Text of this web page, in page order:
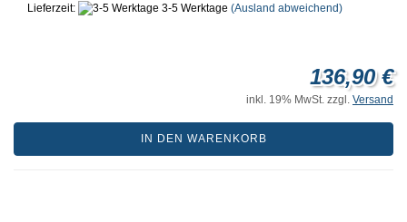
Lieferzeit:
3-5 Werktage (Ausland abweichend)
136,90 €
inkl. 19% MwSt. zzgl. Versand
IN DEN WARENKORB